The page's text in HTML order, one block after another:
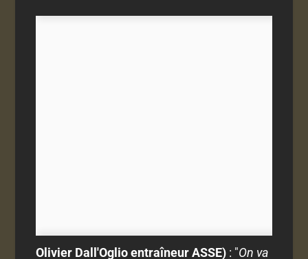
Olivier Dall'Oglio entraîneur ASSE) : "On va